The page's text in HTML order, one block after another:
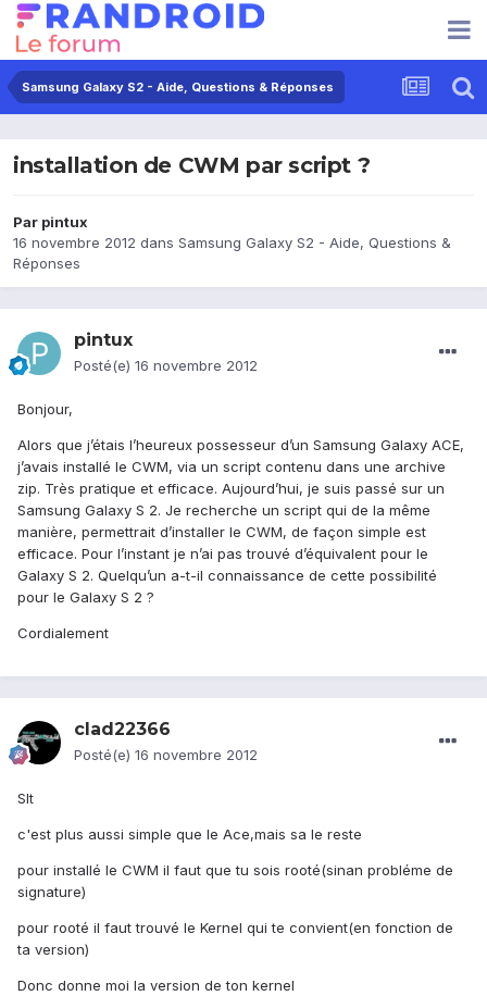
Samsung Galaxy S2 - Aide, Questions & Réponses
installation de CWM par script ?
Par pintux
16 novembre 2012 dans Samsung Galaxy S2 - Aide, Questions &
Réponses
pintux
Posté(e) 16 novembre 2012
Bonjour,
Alors que j’étais l’heureux possesseur d’un Samsung Galaxy ACE,
j’avais installé le CWM, via un script contenu dans une archive
zip. Très pratique et efficace. Aujourd’hui, je suis passé sur un
Samsung Galaxy S 2. Je recherche un script qui de la même
manière, permettrait d’installer le CWM, de façon simple est
efficace. Pour l’instant je n’ai pas trouvé d’équivalent pour le
Galaxy S 2. Quelqu’un a-t-il connaissance de cette possibilité
pour le Galaxy S 2 ?
Cordialement
clad22366
Posté(e) 16 novembre 2012
Slt
c'est plus aussi simple que le Ace,mais sa le reste
pour installé le CWM il faut que tu sois rooté(sinan probléme de
signature)
pour rooté il faut trouvé le Kernel qui te convient(en fonction de
ta version)
Donc donne moi la version de ton kernel